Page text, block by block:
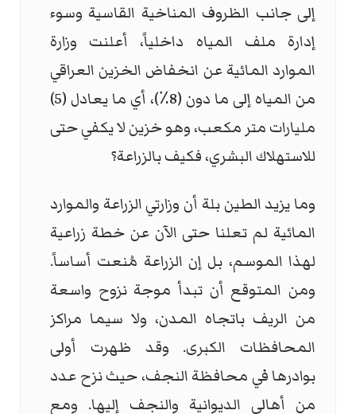
إلى جانب الظروف المناخية القاسية وسوء
إدارة ملف المياه داخلياً، أعلنت وزارة
الموارد المائية عن انخفاض الخزين العراقي
من المياه إلى ما دون (8٪؜)، أي ما يعادل (5)
مليارات متر مكعب، وهو خزين لا يكفي حتى
للاستهلاك البشري، فكيف بالزراعة؟
وما يزيد الطين بلة أن وزارتي الزراعة والموارد
المائية لم تعلنا حتى الآن عن خطة زراعية
لهذا الموسم، بل إن الزراعة مُنعت أساساً.
ومن المتوقع أن تبدأ موجة نزوح واسعة
من الريف باتجاه المدن، ولا سيما مراكز
المحافظات الكبرى. وقد ظهرت أولى
بوادرها في محافظة النجف، حيث نزح عدد
من أهالي الديوانية والنجف إليها. ومع